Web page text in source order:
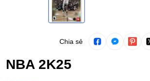
Chia sẻ
NBA 2K25